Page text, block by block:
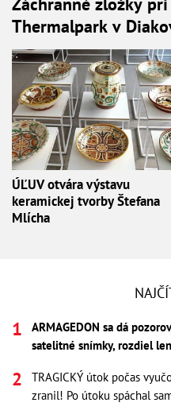
Thermalpark v
ÚĽUV otvára výstavu
keramickej tvorby Štefana
Mlícha
ARMAGEDON sa dá
satelitné snímky, rozdiel
TRAGICKÝ útok počas
zranil! Po útoku spáchal